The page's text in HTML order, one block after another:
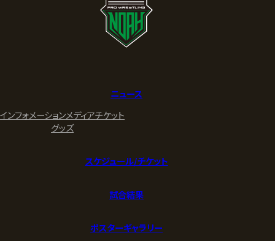
ニュース
インフォメーションメディアチケット
グッズ
スケジュール/チケット
試合結果
ポスターギャラリー